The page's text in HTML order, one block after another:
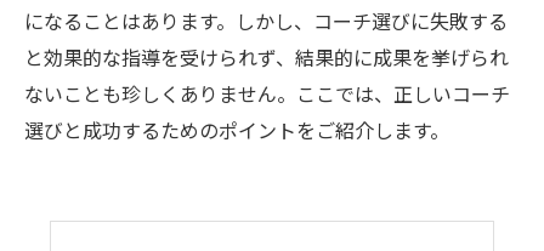
になることはあります。しかし、コーチ選びに失敗する
と効果的な指導を受けられず、結果的に成果を挙げられ
ないことも珍しくありません。ここでは、正しいコーチ
選びと成功するためのポイントをご紹介します。